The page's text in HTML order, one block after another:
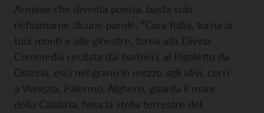
Arminio che diventa poesia, basta solo
richiamarne alcune parole, “Cara Italia, torna ai
tuoi monti e alle ginestre, torna alla Divina
Commedia recitata dai barbieri, al Rigoletto da
Osteria, esci nel grano in mezzo agli ulivi, corri
a Venezia, Palermo, Alghero, guarda il mare
della Calabria, fissa la stella terrestre del